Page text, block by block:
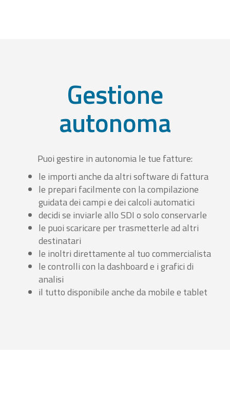
Gestione
autonoma
Puoi gestire in autonomia le tue fatture:
le importi anche da altri software di fattura
le prepari facilmente con la compilazione
guidata dei campi e dei calcoli automatici
decidi se inviarle allo SDI o solo conservarle
le puoi scaricare per trasmetterle ad altri
destinatari
le inoltri direttamente al tuo commercialista
le controlli con la dashboard e i grafici di
analisi
il tutto disponibile anche da mobile e tablet